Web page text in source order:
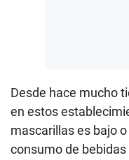
Desde hace mucho
en estos
mascarillas es bajo
consumo de